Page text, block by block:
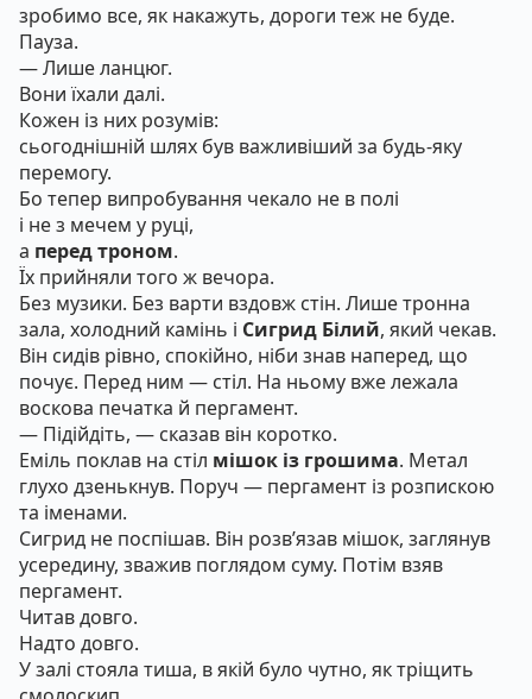
зробимо все, як накажуть, дороги теж не буде.
Пауза.
— Лише ланцюг.
Вони їхали далі.
Кожен із них розумів:
сьогоднішній шлях був важливіший за будь-яку
перемогу.
Бо тепер випробування чекало не в полі
і не з мечем у руці,
а перед троном.
Їх прийняли того ж вечора.
Без музики. Без варти вздовж стін. Лише тронна
зала, холодний камінь і Сигрид Білий, який чекав.
Він сидів рівно, спокійно, ніби знав наперед, що
почує. Перед ним — стіл. На ньому вже лежала
воскова печатка й пергамент.
— Підійдіть, — сказав він коротко.
Еміль поклав на стіл мішок із грошима. Метал
глухо дзенькнув. Поруч — пергамент із розпискою
та іменами.
Сигрид не поспішав. Він розв’язав мішок, заглянув
усередину, зважив поглядом суму. Потім взяв
пергамент.
Читав довго.
Надто довго.
У залі стояла тиша, в якій було чутно, як тріщить